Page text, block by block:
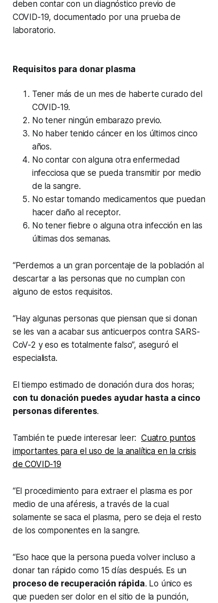
deben contar con un diagnóstico previo de
COVID-19, documentado por una prueba de
laboratorio.
Requisitos para donar plasma
Tener más de un mes de haberte curado del
COVID-19.
No tener ningún embarazo previo.
No haber tenido cáncer en los últimos cinco
años.
No contar con alguna otra enfermedad
infecciosa que se pueda transmitir por medio
de la sangre.
No estar tomando medicamentos que puedan
hacer daño al receptor.
No tener fiebre o alguna otra infección en las
últimas dos semanas.
“Perdemos a un gran porcentaje de la población al
descartar a las personas que no cumplan con
alguno de estos requisitos.
“Hay algunas personas que piensan que si donan
se les van a acabar sus anticuerpos contra SARS-
CoV-2 y eso es totalmente falso”, aseguró el
especialista.
El tiempo estimado de donación dura dos horas;
con tu donación puedes ayudar hasta a cinco
personas diferentes.
También te puede interesar leer: Cuatro puntos
importantes para el uso de la analítica en la crisis
de COVID-19
“El procedimiento para extraer el plasma es por
medio de una aféresis, a través de la cual
solamente se saca el plasma, pero se deja el resto
de los componentes en la sangre.
“Eso hace que la persona pueda volver incluso a
donar tan rápido como 15 días después. Es un
proceso de recuperación rápida. Lo único es
que pueden ser dolor en el sitio de la punción,